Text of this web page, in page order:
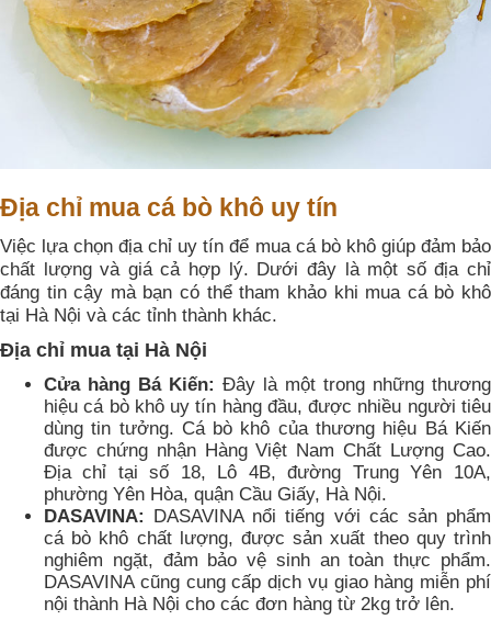
Địa chỉ mua cá bò khô uy tín
Việc lựa chọn địa chỉ uy tín để mua cá bò khô giúp đảm bảo
chất lượng và giá cả hợp lý. Dưới đây là một số địa chỉ
đáng tin cậy mà bạn có thể tham khảo khi mua cá bò khô
tại Hà Nội và các tỉnh thành khác.
Địa chỉ mua tại Hà Nội
Cửa hàng Bá Kiến: Đây là một trong những thương
hiệu cá bò khô uy tín hàng đầu, được nhiều người tiêu
dùng tin tưởng. Cá bò khô của thương hiệu Bá Kiến
được chứng nhận Hàng Việt Nam Chất Lượng Cao.
Địa chỉ tại số 18, Lô 4B, đường Trung Yên 10A,
phường Yên Hòa, quận Cầu Giấy, Hà Nội.
DASAVINA: DASAVINA nổi tiếng với các sản phẩm
cá bò khô chất lượng, được sản xuất theo quy trình
nghiêm ngặt, đảm bảo vệ sinh an toàn thực phẩm.
DASAVINA cũng cung cấp dịch vụ giao hàng miễn phí
nội thành Hà Nội cho các đơn hàng từ 2kg trở lên.